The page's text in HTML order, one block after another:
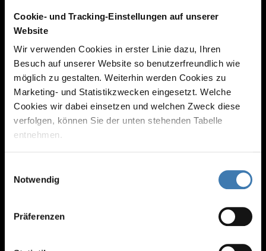
Cookie- und Tracking-Einstellungen auf unserer
Website
Wir verwenden Cookies in erster Linie dazu, Ihren
Besuch auf unserer Website so benutzerfreundlich wie
möglich zu gestalten. Weiterhin werden Cookies zu
Marketing- und Statistikzwecken eingesetzt. Welche
Cookies wir dabei einsetzen und welchen Zweck diese
verfolgen, können Sie der unten stehenden Tabelle
entnehmen.
erforderliche Cookies gespeichert. Wenn Sie nur einzelne
"Auswahl erlauben" auf Ihre Bedürfnisse anpassen.
Durch Bestätigen des Buttons „Alle akzeptieren“ willigen
Notwendig
Präferenzen
ZÁŽITEK Z NAKUPOVÁNÍ